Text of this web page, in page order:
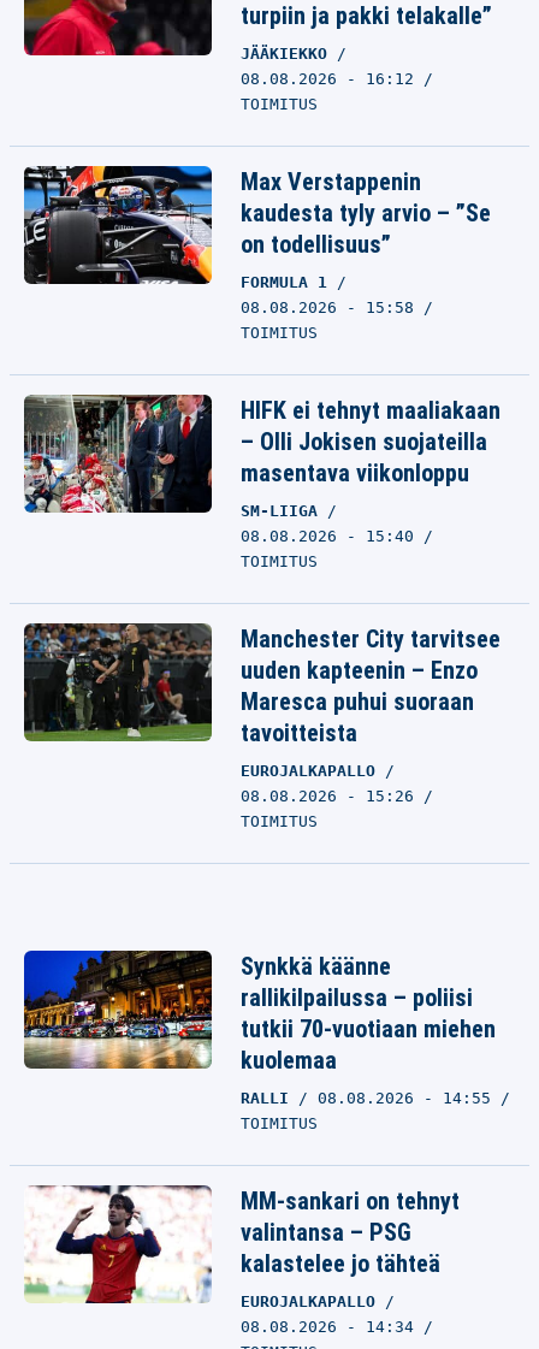
turpiin ja pakki telakalle”
JÄÄKIEKKO
08.08.2026 - 16:12
TOIMITUS
Max Verstappenin
kaudesta tyly arvio – ”Se
on todellisuus”
FORMULA 1
08.08.2026 - 15:58
TOIMITUS
HIFK ei tehnyt maaliakaan
– Olli Jokisen suojateilla
masentava viikonloppu
SM-LIIGA
08.08.2026 - 15:40
TOIMITUS
Manchester City tarvitsee
uuden kapteenin – Enzo
Maresca puhui suoraan
tavoitteista
EUROJALKAPALLO
08.08.2026 - 15:26
TOIMITUS
Synkkä käänne
rallikilpailussa – poliisi
tutkii 70-vuotiaan miehen
kuolemaa
RALLI
08.08.2026 - 14:55
TOIMITUS
MM-sankari on tehnyt
valintansa – PSG
kalastelee jo tähteä
EUROJALKAPALLO
08.08.2026 - 14:34